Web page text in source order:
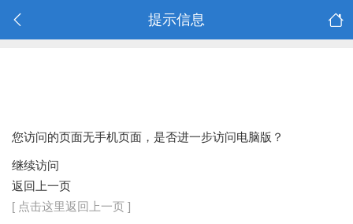
提示信息
您访问的页面无手机页面，是否进一步访问电脑版？
继续访问
返回上一页
[ 点击这里返回上一页 ]